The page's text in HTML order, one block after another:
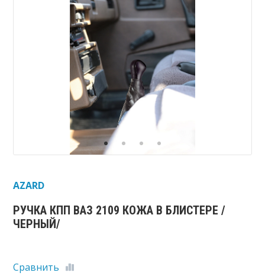
РУЧКА КПП ВАЗ 2109 КОЖА В БЛИСТЕРЕ /
ЧЕРНЫЙ/
AZARD
Сравнить